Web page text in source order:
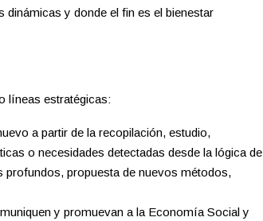
y donde el fin es el bienestar
líneas estratégicas:
a partir de la recopilación, estudio,
o necesidades detectadas desde la lógica de
propuesta de nuevos métodos,
y promuevan a la Economía Social y